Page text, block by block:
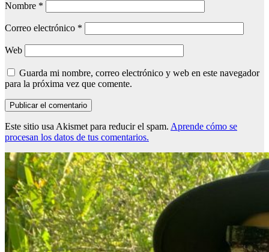
Nombre *
Correo electrónico *
Web
Guarda mi nombre, correo electrónico y web en este navegador
para la próxima vez que comente.
Este sitio usa Akismet para reducir el spam. Aprende cómo se
procesan los datos de tus comentarios.